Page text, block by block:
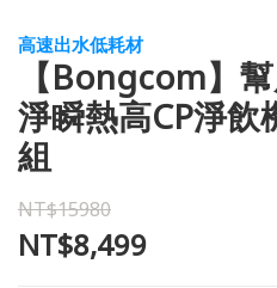
高速出水低耗材
【Bongcom】
淨瞬熱高CP淨飲
組
NT$15980
NT$8,499